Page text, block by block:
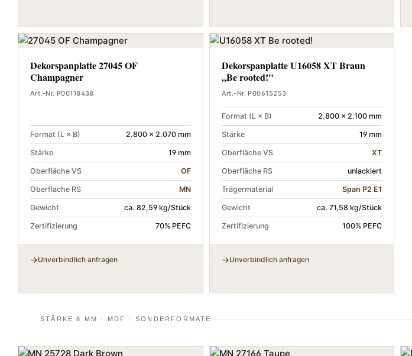
Dekorspanplatte 27045 OF
Champagner
Art.-Nr. P00118438
Format (L × B) 2.800 × 2.070 mm
Stärke 19 mm
Oberfläche VS OF
Oberfläche RS MN
Gewicht ca. 82,59 kg/Stück
Zertifizierung 70% PEFC
Unverbindlich anfragen
Dekorspanplatte U16058 XT Braun
„Be rooted!"
Art.-Nr. P00615253
Format (L × B) 2.800 × 2.100 mm
Stärke 19 mm
Oberfläche VS XT
Oberfläche RS unlackiert
Trägermaterial Span P2 E1
Gewicht ca. 71,58 kg/Stück
Zertifizierung 100% PEFC
Unverbindlich anfragen
STÄRKE 8 MM · MDF · SONDERFORMATE